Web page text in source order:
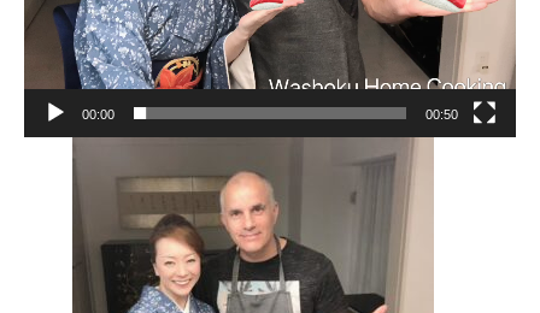
00:00 00:50